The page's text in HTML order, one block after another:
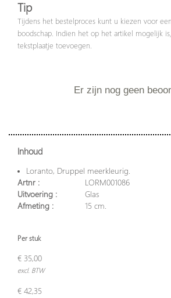
Tip
Tijdens het bestelproces kunt u kiezen voor
boodschap. Indien het op het artikel mogelijk
tekstplaatje toevoegen.
Er zijn nog geen
Inhoud
Loranto, Druppel meerkleurig.
Artnr :
LORM001086
Uitvoering :
Glas
Afmeting :
15 cm.
Per stuk
€ 35,00
excl. BTW
€ 42,35